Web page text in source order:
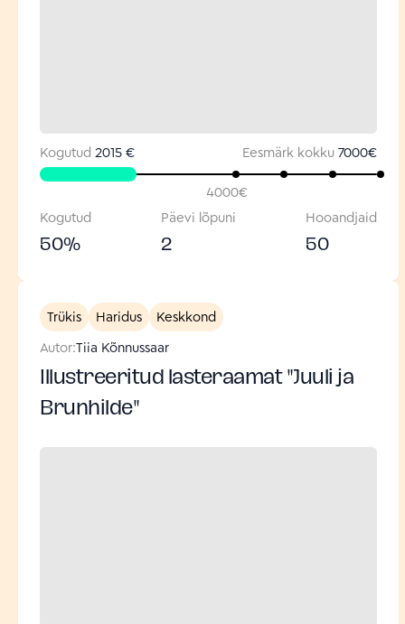
Kogutud 2015 € Eesmärk kokku 7000€
4000€
Kogutud
50%
Päevi lõpuni
2
Hooandjaid
50
Trükis Haridus
Keskkond
Autor:Tiia Kõnnussaar
Illustreeritud lasteraamat "Juuli ja
Brunhilde"